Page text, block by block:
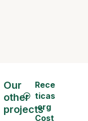
Our
other
projects
Rece
ticas
.org
Cost